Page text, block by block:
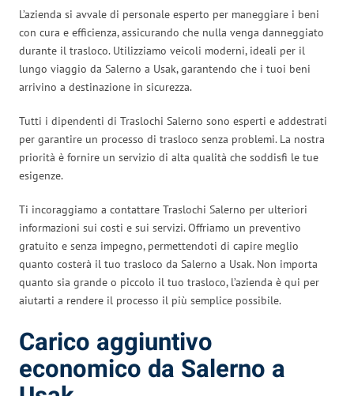
L’azienda si avvale di personale esperto per maneggiare i beni
con cura e efficienza, assicurando che nulla venga danneggiato
durante il trasloco. Utilizziamo veicoli moderni, ideali per il
lungo viaggio da Salerno a Usak, garantendo che i tuoi beni
arrivino a destinazione in sicurezza.
Tutti i dipendenti di Traslochi Salerno sono esperti e addestrati
per garantire un processo di trasloco senza problemi. La nostra
priorità è fornire un servizio di alta qualità che soddisfi le tue
esigenze.
Ti incoraggiamo a contattare Traslochi Salerno per ulteriori
informazioni sui costi e sui servizi. Offriamo un preventivo
gratuito e senza impegno, permettendoti di capire meglio
quanto costerà il tuo trasloco da Salerno a Usak. Non importa
quanto sia grande o piccolo il tuo trasloco, l’azienda è qui per
aiutarti a rendere il processo il più semplice possibile.
Carico aggiuntivo
economico da Salerno a